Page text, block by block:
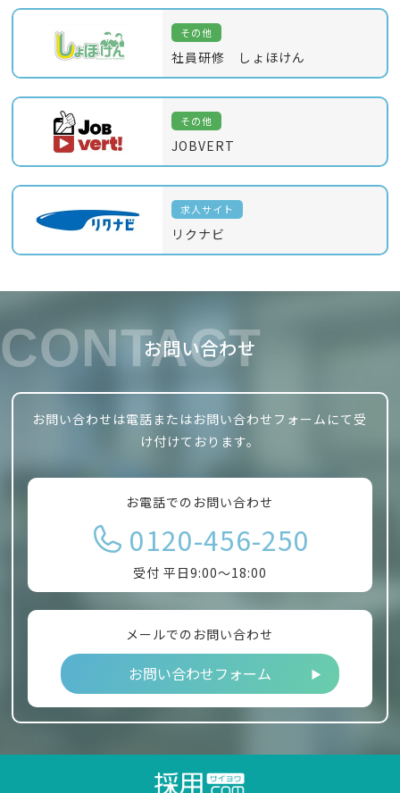
その他
社員研修 しょほけん
その他
JOBVERT
求人サイト
リクナビ
お問い合わせ
CONTACT
お問い合わせは電話またはお問い合わせフォームにて受
け付けております。
お電話でのお問い合わせ
0120-456-250
受付 平日9:00～18:00
メールでのお問い合わせ
お問い合わせフォーム